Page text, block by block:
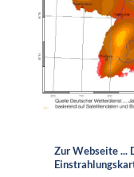
Zur Webseite ...